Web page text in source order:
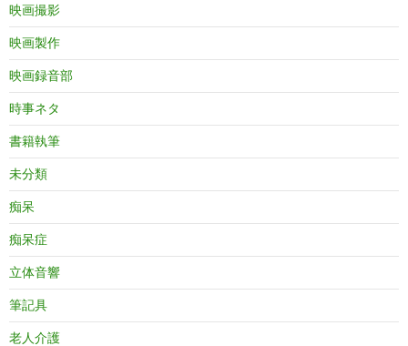
映画撮影
映画製作
映画録音部
時事ネタ
書籍執筆
未分類
痴呆
痴呆症
立体音響
筆記具
老人介護